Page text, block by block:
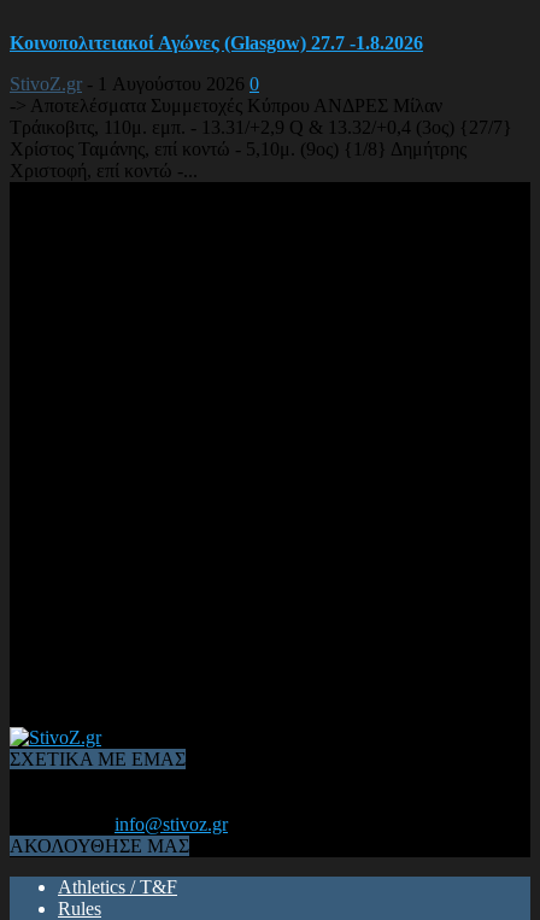
Κοινοπολιτειακοί Αγώνες (Glasgow) 27.7 -1.8.2026
StivoZ.gr - 1 Αυγούστου 2026 0
-> Αποτελέσματα Συμμετοχές Κύπρου ΑΝΔΡΕΣ Μίλαν
Τράικοβιτς, 110μ. εμπ. - 13.31/+2,9 Q & 13.32/+0,4 (3ος) {27/7}
Χρίστος Ταμάνης, επί κοντώ - 5,10μ. (9ος) {1/8} Δημήτρης
Χριστοφή, επί κοντώ -...
ΣΧΕΤΙΚΑ ΜΕ ΕΜΑΣ
info@stivoz.gr
ΑΚΟΛΟΥΘΗΣΕ ΜΑΣ
Athletics / T&F
Rules